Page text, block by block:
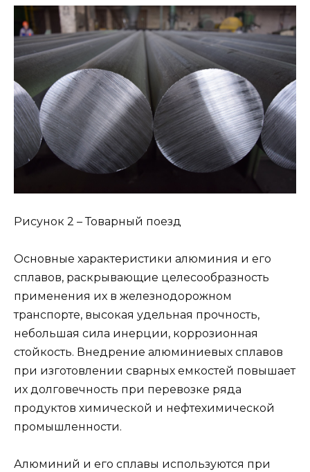
Рисунок 2 – Товарный поезд
Основные характеристики алюминия и его
сплавов, раскрывающие целесообразность
применения их в железнодорожном
транспорте, высокая удельная прочность,
небольшая сила инерции, коррозионная
стойкость. Внедрение алюминиевых сплавов
при изготовлении сварных емкостей повышает
их долговечность при перевозке ряда
продуктов химической и нефтехимической
промышленности.
Алюминий и его сплавы используются при